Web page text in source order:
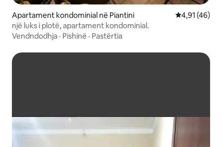
Apartament kondominial në Piantini Vlerësimi
4,91 (46)
një luks i plotë, apartament kondominial.
Vendndodhja · Pishinë · Pastërtia